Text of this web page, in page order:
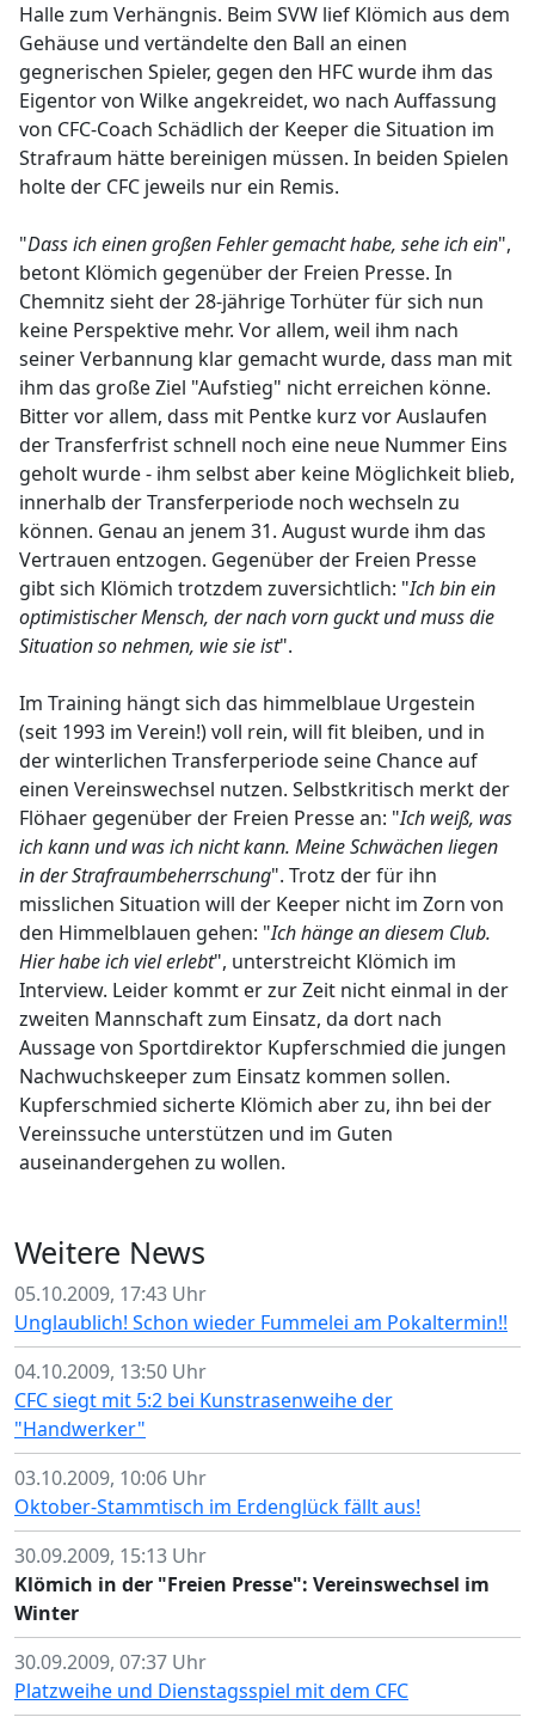
Halle zum Verhängnis. Beim SVW lief Klömich aus dem
Gehäuse und vertändelte den Ball an einen
gegnerischen Spieler, gegen den HFC wurde ihm das
Eigentor von Wilke angekreidet, wo nach Auffassung
von CFC-Coach Schädlich der Keeper die Situation im
Strafraum hätte bereinigen müssen. In beiden Spielen
holte der CFC jeweils nur ein Remis.
"Dass ich einen großen Fehler gemacht habe, sehe ich ein",
betont Klömich gegenüber der Freien Presse. In
Chemnitz sieht der 28-jährige Torhüter für sich nun
keine Perspektive mehr. Vor allem, weil ihm nach
seiner Verbannung klar gemacht wurde, dass man mit
ihm das große Ziel "Aufstieg" nicht erreichen könne.
Bitter vor allem, dass mit Pentke kurz vor Auslaufen
der Transferfrist schnell noch eine neue Nummer Eins
geholt wurde - ihm selbst aber keine Möglichkeit blieb,
innerhalb der Transferperiode noch wechseln zu
können. Genau an jenem 31. August wurde ihm das
Vertrauen entzogen. Gegenüber der Freien Presse
gibt sich Klömich trotzdem zuversichtlich: "Ich bin ein
optimistischer Mensch, der nach vorn guckt und muss die
Situation so nehmen, wie sie ist".
Im Training hängt sich das himmelblaue Urgestein
(seit 1993 im Verein!) voll rein, will fit bleiben, und in
der winterlichen Transferperiode seine Chance auf
einen Vereinswechsel nutzen. Selbstkritisch merkt der
Flöhaer gegenüber der Freien Presse an: "Ich weiß, was
ich kann und was ich nicht kann. Meine Schwächen liegen
in der Strafraumbeherrschung". Trotz der für ihn
misslichen Situation will der Keeper nicht im Zorn von
den Himmelblauen gehen: "Ich hänge an diesem Club.
Hier habe ich viel erlebt", unterstreicht Klömich im
Interview. Leider kommt er zur Zeit nicht einmal in der
zweiten Mannschaft zum Einsatz, da dort nach
Aussage von Sportdirektor Kupferschmied die jungen
Nachwuchskeeper zum Einsatz kommen sollen.
Kupferschmied sicherte Klömich aber zu, ihn bei der
Vereinssuche unterstützen und im Guten
auseinandergehen zu wollen.
Weitere News
05.10.2009, 17:43 Uhr
Unglaublich! Schon wieder Fummelei am Pokaltermin!!
04.10.2009, 13:50 Uhr
CFC siegt mit 5:2 bei Kunstrasenweihe der
"Handwerker"
03.10.2009, 10:06 Uhr
Oktober-Stammtisch im Erdenglück fällt aus!
30.09.2009, 15:13 Uhr
Klömich in der "Freien Presse": Vereinswechsel im
Winter
30.09.2009, 07:37 Uhr
Platzweihe und Dienstagsspiel mit dem CFC